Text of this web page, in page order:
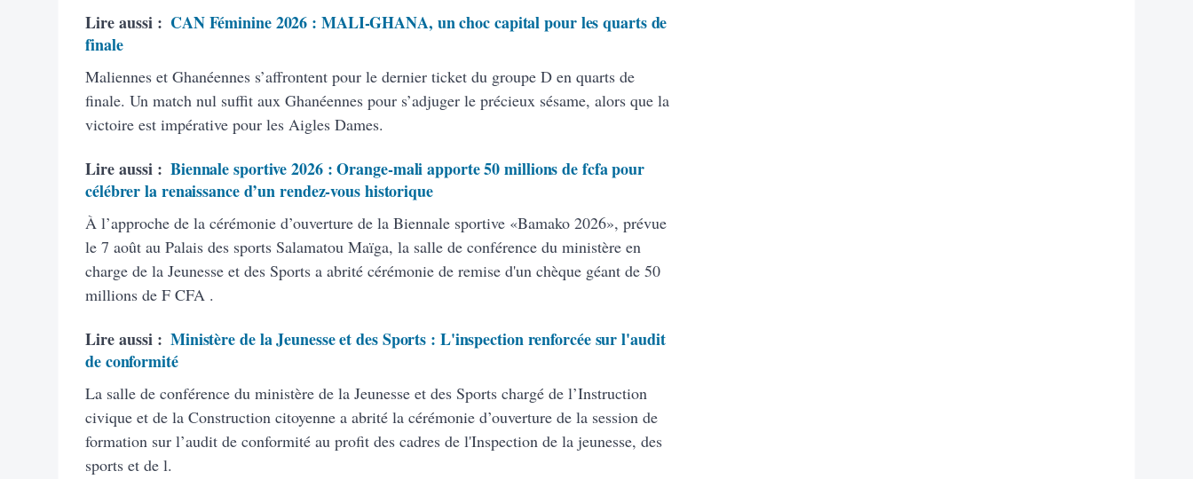
Lire aussi : CAN Féminine 2026 : MALI-GHANA, un choc capital pour les quarts de
finale
Maliennes et Ghanéennes s’affrontent pour le dernier ticket du groupe D en quarts de
finale. Un match nul suffit aux Ghanéennes pour s’adjuger le précieux sésame, alors que la
victoire est impérative pour les Aigles Dames.
Lire aussi : Biennale sportive 2026 : Orange-mali apporte 50 millions de fcfa pour
célébrer la renaissance d’un rendez-vous historique
À l’approche de la cérémonie d’ouverture de la Biennale sportive «Bamako 2026», prévue
le 7 août au Palais des sports Salamatou Maïga, la salle de conférence du ministère en
charge de la Jeunesse et des Sports a abrité cérémonie de remise d'un chèque géant de 50
millions de F CFA .
Lire aussi : Ministère de la Jeunesse et des Sports : L'inspection renforcée sur l'audit
de conformité
La salle de conférence du ministère de la Jeunesse et des Sports chargé de l’Instruction
civique et de la Construction citoyenne a abrité la cérémonie d’ouverture de la session de
formation sur l’audit de conformité au profit des cadres de l'Inspection de la jeunesse, des
sports et de l.